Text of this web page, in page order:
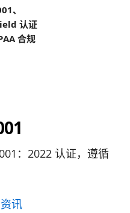
、
认证
合规
：2022 认证，遵循
讯